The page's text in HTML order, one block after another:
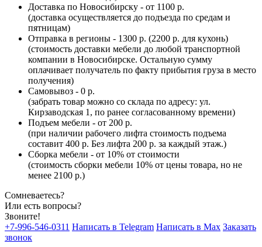
Доставка по Новосибирску - от 1100 р.
(доставка осуществляется до подъезда по средам и
пятницам)
Отправка в регионы - 1300 р. (2200 р. для кухонь)
(стоимость доставки мебели до любой транспортной
компании в Новосибирске. Остальную сумму
оплачивает получатель по факту прибытия груза в место
получения)
Самовывоз - 0 р.
(забрать товар можно со склада по адресу: ул.
Кирзаводская 1, по ранее согласованному времени)
Подъем мебели - от 200 р.
(при наличии рабочего лифта стоимость подъема
составит 400 р. Без лифта 200 р. за каждый этаж.)
Сборка мебели - от 10% от стоимости
(стоимость сборки мебели 10% от цены товара, но не
менее 2100 р.)
Сомневаетесь?
Или есть вопросы?
Звоните!
+7-996-546-0311 Написать в Telegram Написать в Max Заказать
звонок